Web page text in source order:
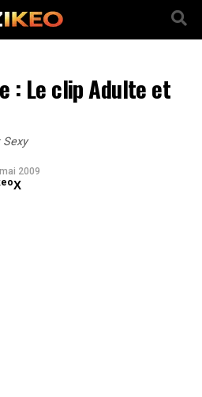
: Le clip Adulte et
2009